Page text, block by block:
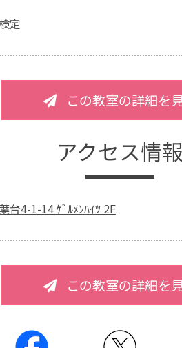
定
この教室の詳細を
アクセス情報
台4-1-14 ｹﾞﾙﾒﾝﾊｲﾂ 2F
この教室の詳細を